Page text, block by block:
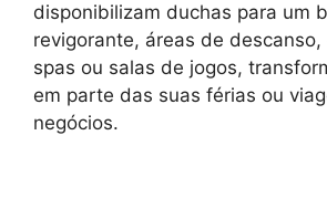
disponibilizam duchas para um
revigorante, áreas de
spas ou salas de jogos,
em parte das suas férias ou
negócios.